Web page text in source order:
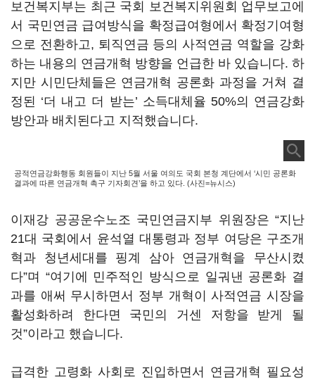
보건복지부는 최근 국회 보건복지위원회 업무보고에
서 국민연금 급여방식을 확정급여형에서 확정기여형
으로 전환하고, 퇴직연금 등의 사적연금 역할을 강화
하는 내용의 연금개혁 방향을 언급한 바 있습니다. 하
지만 시민단체들은 연금개혁 공론화 과정을 거쳐 결
정된 ‘더 내고 더 받는’ 소득대체율 50%의 연금강화
방안과 배치된다고 지적했습니다.
공적연금강화행동 회원들이 지난 5월 서울 여의도 국회 본청 계단에서 ‘시민 공론화
결과에 따른 연금개혁 촉구 기자회견’을 하고 있다. (사진=뉴시스)
이재강 공공운수노조 국민연금지부 위원장은 “지난
21대 국회에서 윤석열 대통령과 정부 여당은 구조개
혁과 청년세대를 핑계 삼아 연금개혁을 무산시켰
다”며 “여기에 민주적인 방식으로 일궈낸 공론화 결
과를 애써 무시하면서 정부 개혁이 사적연금 시장을
활성화하려 한다면 국민의 거센 저항을 받게 될
것”이라고 했습니다.
급격한 고령화 사회로 진입하면서 연금개혁 필요성